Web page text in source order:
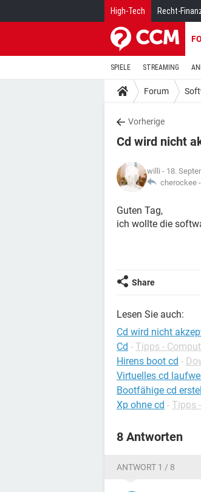
High-Tech Recht-
SPIELE STREAMING
Forum
Vorherige
Cd wird nicht
willi - 18.
cherockee -
Guten Tag,
ich wollte die
Share
Lesen Sie auch:
Cd wird nicht
Cd - Tipps -
Hirens boot cd -
Virtuelles cd
Bootfähige cd
Xp ohne cd - Tipps
8 Antworten
ANTWORT 1 / 8